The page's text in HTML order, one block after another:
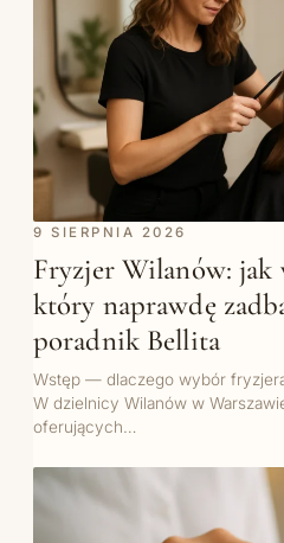
9 SIERPNIA 2026
Fryzjer Wilanów: jak
który naprawdę
poradnik Bellita
Wstęp — dlaczego wybór
W dzielnicy Wilanów w
oferujących…